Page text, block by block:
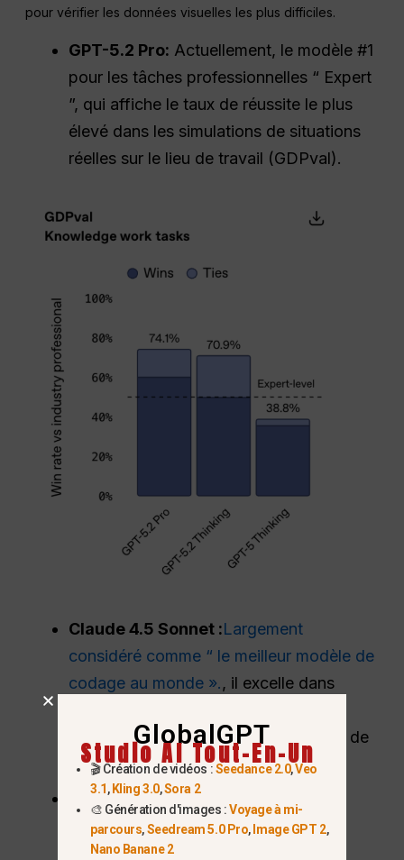
pour vérifier les données visuelles les plus difficiles.
GPT-5.2 Pro: Actuellement, le modèle #1
pour les tâches professionnelles “ Expert
”, qui affiche le taux de réussite le plus
élevé dans les simulations de situations
réelles sur le lieu de travail (GDPval).
Claude 4.5 Sonnet :Largement
considéré comme “ le meilleur modèle de
codage au monde »., il excelle dans
d'interface utilisateur et la génération de
code propre et facile à maintenir.
Gemini 3 Ultra :Le leader actuel sur
LMArena (Elo 1501) , offrant la
compréhension multimodale la plus “
GlobalGPT
Studio AI Tout-En-Un
🎬 Création de vidéos :Seedance 2.0,Veo
3.1, Kling 3.0,Sora 2
🎨 Génération d'images :Voyage à mi-
parcours,Seedream 5.0 Pro, Image GPT 2,
Nano Banane 2